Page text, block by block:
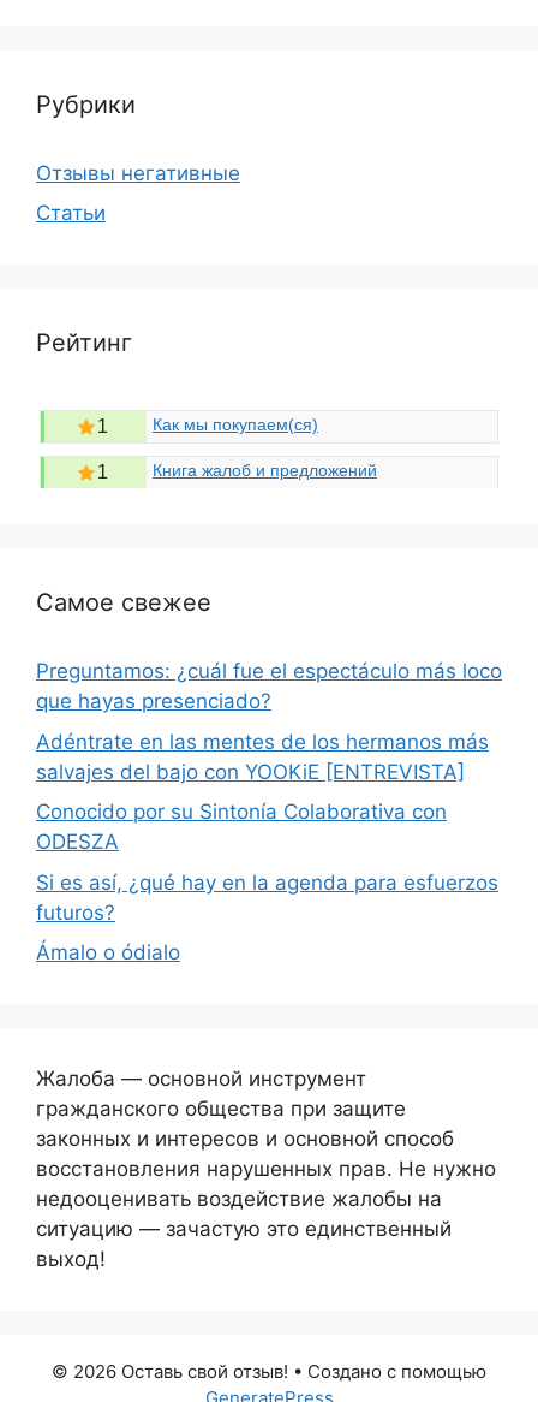
Рубрики
Отзывы негативные
Статьи
Рейтинг
1 Как мы покупаем(ся)
1 Книга жалоб и предложений
Самое свежее
Preguntamos: ¿cuál fue el espectáculo más loco
que hayas presenciado?
Adéntrate en las mentes de los hermanos más
salvajes del bajo con YOOKiE [ENTREVISTA]
Conocido por su Sintonía Colaborativa con
ODESZA
Si es así, ¿qué hay en la agenda para esfuerzos
futuros?
Ámalo o ódialo
Жалоба — основной инструмент
гражданского общества при защите
законных и интересов и основной способ
восстановления нарушенных прав. Не нужно
недооценивать воздействие жалобы на
ситуацию — зачастую это единственный
выход!
© 2026 Оставь свой отзыв! • Создано с помощью